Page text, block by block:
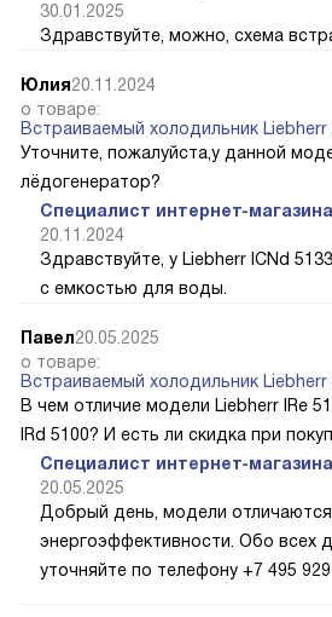
30.01.2025
Здравствуйте, можно, схема
Юлия20.11.2024
о товаре:
Встраиваемый холодильник Liebherr
Уточните, пожалуйста,у данной
лёдогенератор?
Специалист интернет-магазина
20.11.2024
Здравствуйте, у Liebherr ICNd
с емкостью для воды.
Павел20.05.2025
о товаре:
Встраиваемый холодильник Liebherr
В чем отличие модели Liebherr IRe
IRd 5100? И есть ли скидка при
Специалист интернет-магазина
20.05.2025
Добрый день, модели
энергоэффективности. Обо всех
уточняйте по телефону +7 495